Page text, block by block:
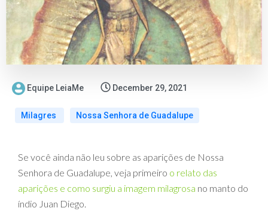
Equipe LeiaMe December 29, 2021
Milagres Nossa Senhora de Guadalupe
Se você ainda não leu sobre as aparições de Nossa
Senhora de Guadalupe, veja primeiro o relato das
aparições e como surgiu a imagem milagrosa no manto do
índio Juan Diego.